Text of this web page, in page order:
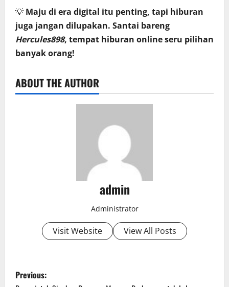
💡 Maju di era digital itu penting, tapi hiburan
juga jangan dilupakan. Santai bareng
Hercules898, tempat hiburan online seru pilihan
banyak orang!
ABOUT THE AUTHOR
admin
Administrator
Visit Website View All Posts
P
Previous: